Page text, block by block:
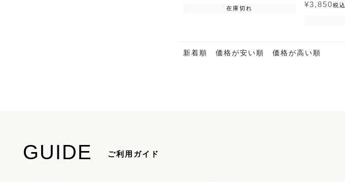
在庫切れ ¥3,850税込
新着順 価格が安い順 価格が高い順
GUIDE ご利用ガイド